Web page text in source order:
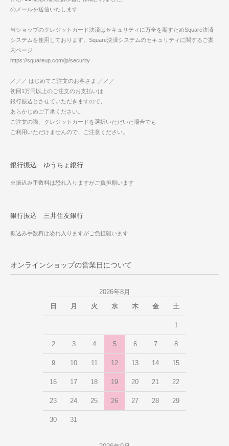
のメールを送信いたします
当ショップのクレジットカード決済はセキュリティに万全を期すためSquare決済
システムを使用しております。Square決済システムのセキュリティに関するご案
内ページ
https://squareup.com/jp/security
／／／ はじめてご注文のお客さま ／／／
初回1万円以上のご注文のお支払いは
銀行振込とさせていただきますので、
あらかじめご了承ください。
ご注文の際、クレジットカードを選択いただいた場合でも
ご利用いただけませんので、ご注意ください。
銀行振込 ゆうちょ銀行
※振込み手数料は恐れ入りますがご負担願います
銀行振込 三井住友銀行
振込み手数料は恐れ入りますがご負担願います
オンラインショップの営業日について
2026年8月
日
月 火 水 木 金 土
1
2 3 4 5 6 7 8
9 10 11 12 13 14 15
16 17 18 19 20 21 22
23 24 25 26 27 28 29
30 31